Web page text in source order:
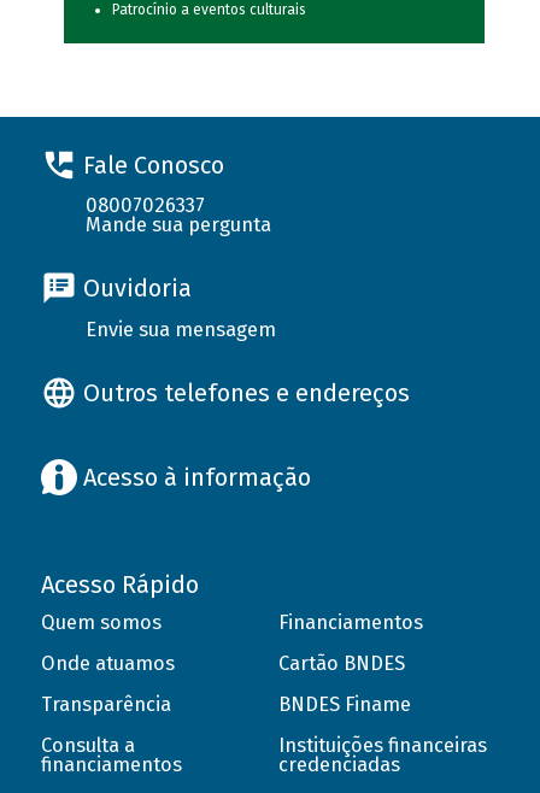
Patrocínio a eventos culturais
Fale Conosco
08007026337
Mande sua pergunta
Ouvidoria
Envie sua mensagem
Outros telefones e endereços
Acesso à informação
Acesso Rápido
Quem somos
Onde atuamos
Transparência
Consulta a
financiamentos
Financiamentos
Cartão BNDES
BNDES Finame
Instituições financeiras
credenciadas